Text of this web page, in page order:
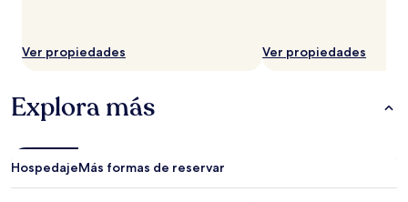
Ver propiedades Ver propiedades
Explora más
HospedajeMás formas de reservar